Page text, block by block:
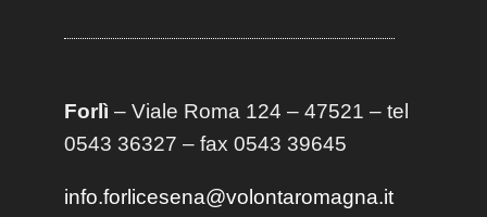
Forlì – Viale Roma 124 – 47521 – tel
0543 36327 – fax 0543 39645
info.forlicesena@volontaromagna.it